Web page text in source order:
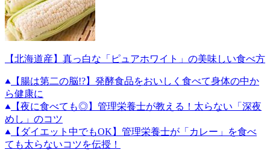
【北海道産】真っ白な「ピュアホワイト」の美味しい食べ方
【腸は第二の脳!?】発酵食品をおいしく食べて身体の中か
ら健康に
【夜に食べても◎】管理栄養士が教える！太らない「深夜
めし」のコツ
【ダイエット中でもOK】管理栄養士が「カレー」を食べ
ても太らないコツを伝授！